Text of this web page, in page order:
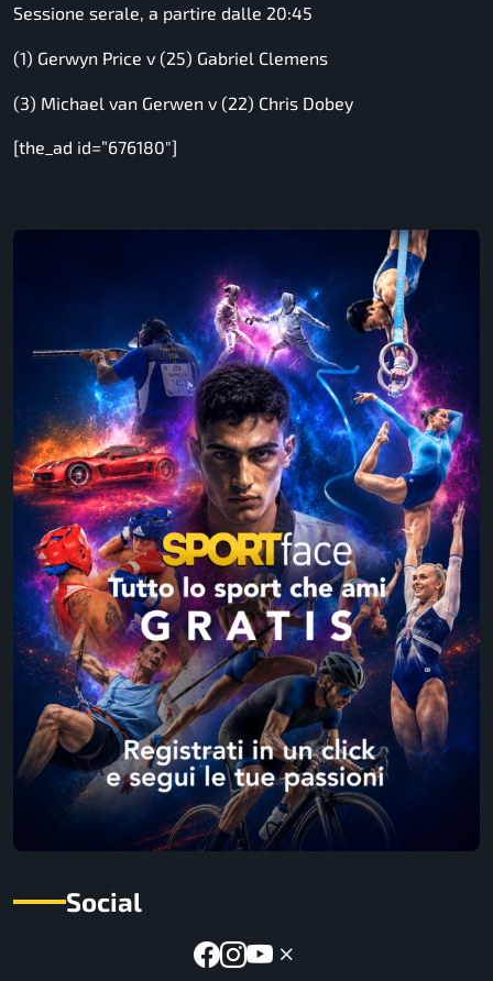
Sessione serale, a partire dalle 20:45
(1) Gerwyn Price v (25) Gabriel Clemens
(3) Michael van Gerwen v (22) Chris Dobey
[the_ad id=”676180″]
Social